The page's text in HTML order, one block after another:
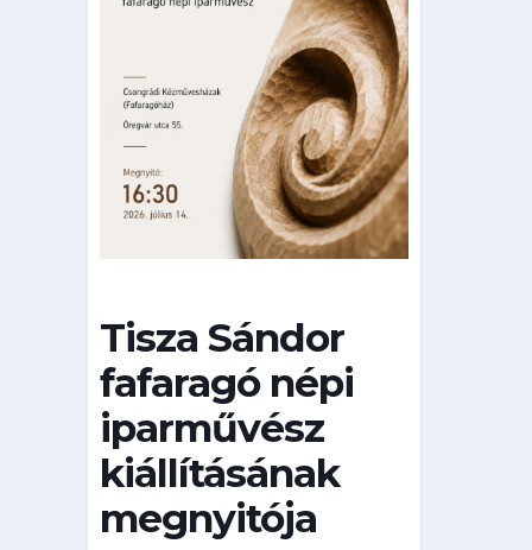
Tisza Sándor
fafaragó népi
iparművész
kiállításának
megnyitója